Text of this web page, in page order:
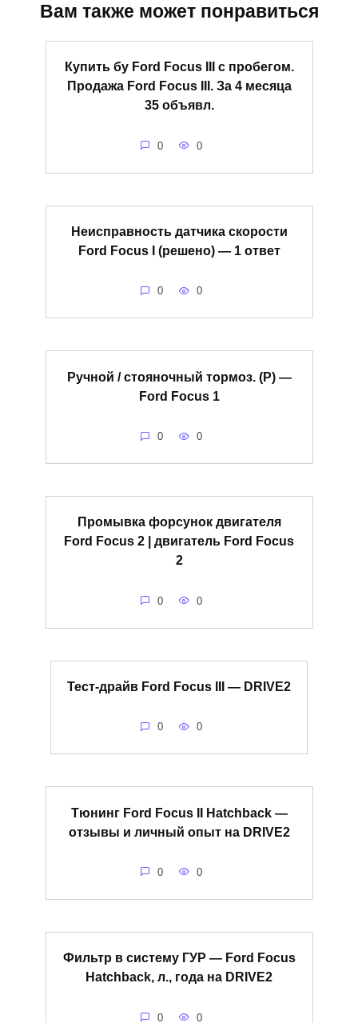
Вам также может понравиться
Купить бу Ford Focus III с пробегом.
Продажа Ford Focus III. За 4 месяца
35 объявл.
0 0
Неисправность датчика скорости
Ford Focus I (решено) — 1 ответ
0 0
Ручной / стояночный тормоз. (Р) —
Ford Focus 1
0 0
Промывка форсунок двигателя
Ford Focus 2 | двигатель Ford Focus
2
0 0
Тест-драйв Ford Focus III — DRIVE2
0 0
Тюнинг Ford Focus II Hatchback —
отзывы и личный опыт на DRIVE2
0 0
Фильтр в систему ГУР — Ford Focus
Hatchback, л., года на DRIVE2
0 0